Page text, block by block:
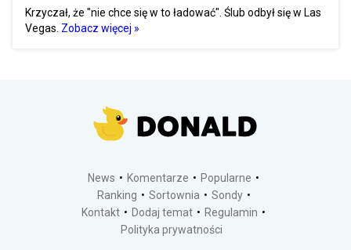
Krzyczał, że "nie chce się w to ładować". Ślub odbył się w Las
Vegas. Zobacz więcej »
News Komentarze
Popularne
Ranking
Sortownia
Sondy
Kontakt
Dodaj temat
Regulamin
Polityka prywatności